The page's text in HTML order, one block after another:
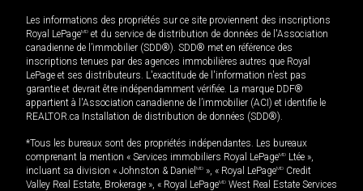
Les informations des propriétés sur ce site proviennent des inscriptions
Royal LePageMD et du service de distribution de données de l'Association
canadienne de l’immobilier (SDD®). SDD® met en référence des
inscriptions tenues par des agences immobilières autres que Royal
LePage et ses distributeurs. L'exactitude de l'information n'est pas
garantie et devrait être indépendamment vérifiée. La marque DDF®
appartient à l'Association canadienne de l’immobilier (ACI) et identifie le
REALTOR.ca Installation de distribution de données (SDD®).
*Tous les bureaux sont des propriétés indépendantes. Les bureaux
comprenant la mention « Services immobiliers Royal LePageMD Ltée »,
incluant sa division « Johnston & Daniel MD », « Royal LePageMD Credit
Valley Real Estate, Brokerage », « Royal LePageMD West Real Estate Services